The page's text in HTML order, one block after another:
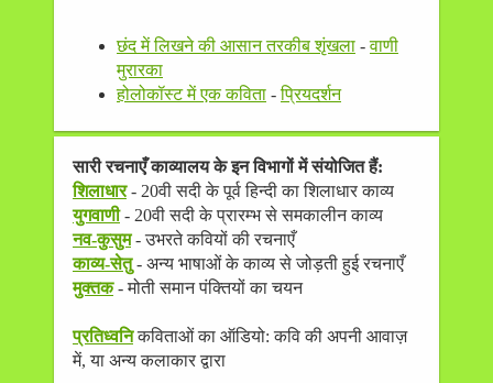
छंद में लिखने की आसान तरकीब शृंखला -वाणी
मुरारका
होलोकॉस्ट में एक कविता -प्रियदर्शन
सारी रचनाएँ काव्यालय के इन विभागों में संयोजित हैं:
शिलाधार- 20वी सदी के पूर्व हिन्दी का शिलाधार काव्य
युगवाणी- 20वी सदी के प्रारम्भ से समकालीन काव्य
नव-कुसुम- उभरते कवियों की रचनाएँ
काव्य-सेतु- अन्य भाषाओं के काव्य से जोड़ती हुई रचनाएँ
मुक्तक- मोती समान पंक्तियों का चयन
प्रतिध्वनिकविताओं का ऑडियो: कवि की अपनी आवाज़
में, या अन्य कलाकार द्वारा